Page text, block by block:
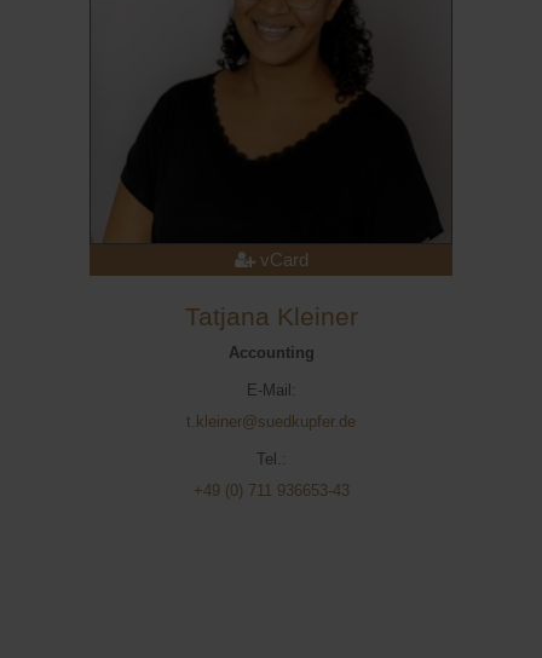
vCard
Tatjana Kleiner
Accounting
E-Mail:
t.kleiner@suedkupfer.de
Tel.:
+49 (0) 711 936653-43